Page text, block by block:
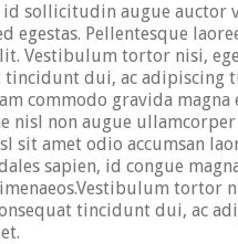
id sollicitudin augue
egestas. Pellentesque
Vestibulum tortor nisi,
tincidunt dui, ac
commodo gravida
nisl non augue
sit amet odio accumsan
sapien, id congue
tortor
tincidunt dui, ac